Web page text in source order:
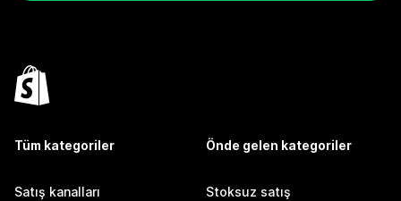
Tüm kategoriler
Satış kanalları
Önde gelen kategoriler
Stoksuz satış